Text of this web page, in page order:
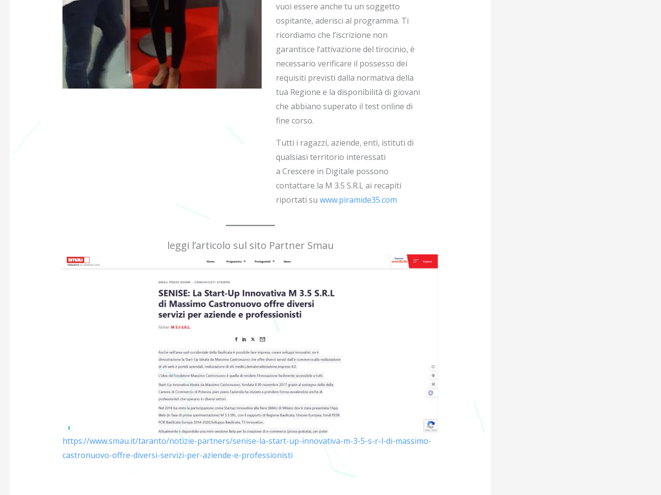
vuoi essere anche tu un soggetto
ospitante, aderisci al programma. Ti
ricordiamo che l’iscrizione non
garantisce l’attivazione del tirocinio, è
necessario verificare il possesso dei
requisiti previsti dalla normativa della
tua Regione e la disponibilità di giovani
che abbiano superato il test online di
fine corso.
Tutti i ragazzi, aziende, enti, istituti di
qualsiasi territorio interessati
a Crescere in Digitale possono
contattare la M 3.5 S.R.L ai recapiti
riportati su www.piramide35.com
leggi l’articolo sul sito Partner Smau
https://www.smau.it/taranto/notizie-partners/senise-la-start-up-innovativa-m-3-5-s-r-l-di-massimo-
castronuovo-offre-diversi-servizi-per-aziende-e-professionisti